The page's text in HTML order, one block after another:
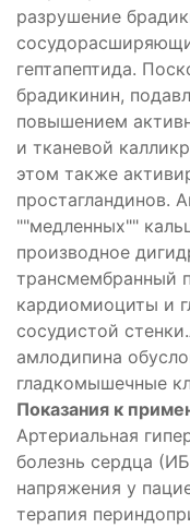
разрушение
гептапептида.
брадикинин,
повышением
и тканевой
этом также
простагландинов.
""медленных""
производное
трансмембранный
кардиомиоциты и
сосудистой
амлодипина
гладкомышечные
Показания к
Артериальная
болезнь сердца
напряжения у
терапия